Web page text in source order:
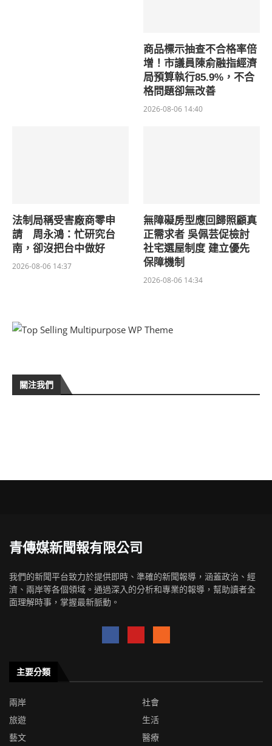
商品標示抽查不合格率倍
增！市議員陳俞融指經濟
局預算執行85.9%，不合
格問題卻無改善
2026-08-06 14:40
法制局稱受害廠商零申
請 周永鴻：忙研究台
南，卻沒把台中做好
2026-08-06 14:37
無障礙房型應回歸照顧真
正需求者 吳佩芸促檢討
社宅選屋制度 建立優先
保障機制
2026-08-06 14:34
關注我們
青傳媒新聞報有限公司
我們的新聞平台致力於提供即時、準確的新聞報導，涵蓋政治、經
濟、兩岸等各個領域。通過深入的分析和專業的報導，幫助讀者全
面理解時事，掌握最新脈動。
主要分類
兩岸
社會
旅遊
生活
藝文
醫療